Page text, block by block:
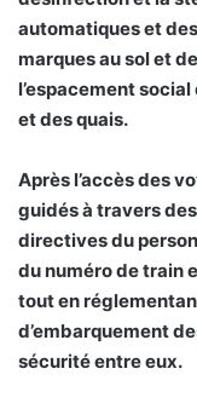
automatiques et
marques au sol et
l’espacement
et des quais.
Après l’accès des
guidés à travers
directives du
du numéro de train
tout en
d’embarquement
sécurité entre eux.